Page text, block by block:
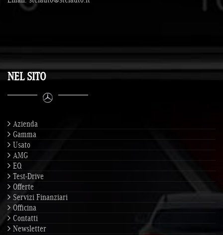
NEL SITO
Azienda
Gamma
Usato
AMG
EQ
Test-Drive
Offerte
Servizi Finanziari
Officina
Contatti
Newsletter